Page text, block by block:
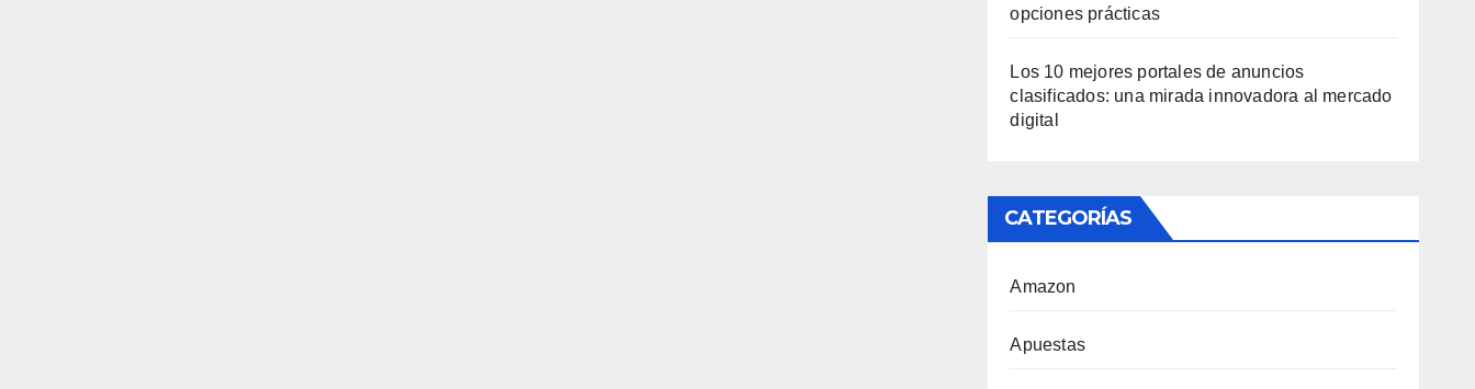
opciones prácticas
Los 10 mejores portales de anuncios
clasificados: una mirada innovadora al mercado
digital
CATEGORÍAS
Amazon
Apuestas